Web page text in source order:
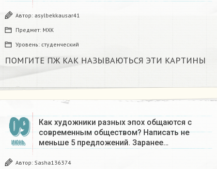
Автор: asylbekkausar41
Предмет: МХК
Уровень: студенческий
ПОМГИТЕ ПЖ КАК НАЗЫВАЮТЬСЯ ЭТИ КАРТИНЫ
09
ИЮНЬ
Как художники разных эпох общаются с
современным обществом? Написать не
меньше 5 предложений. Заранее…
Автор: Sasha136374